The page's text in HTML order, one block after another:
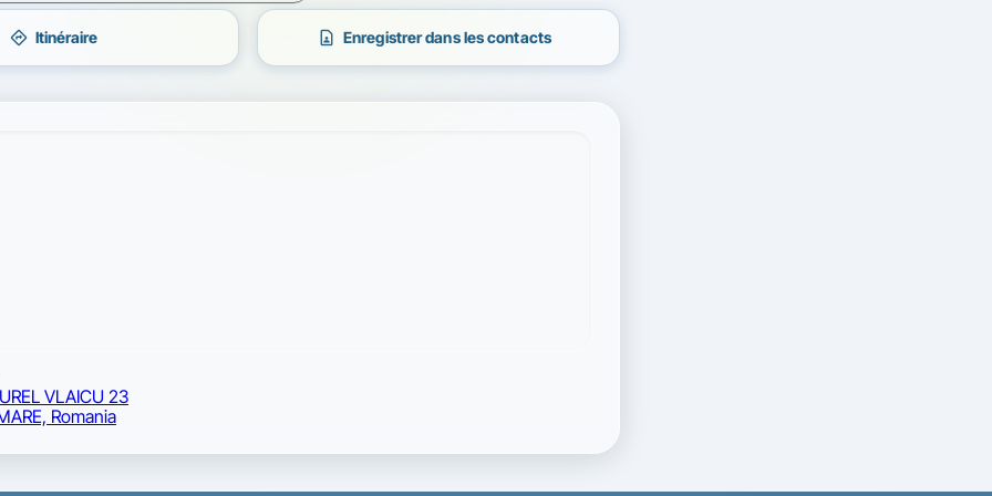
directions Itinéraire contact_page Enregistrer dans les contacts
VLAICU 23
Romania